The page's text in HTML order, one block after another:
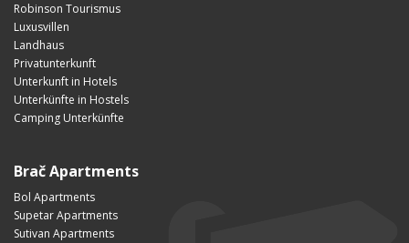
Robinson Tourismus
Luxusvillen
Landhaus
Privatunterkunft
Unterkunft in Hotels
Unterkünfte in Hostels
Camping Unterkünfte
Brač Apartments
Bol Apartments
Supetar Apartments
Sutivan Apartments